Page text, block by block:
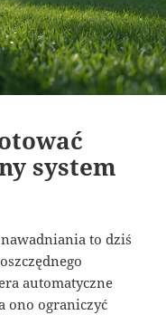
system
to dziś
automatyczne
ono ograniczyć